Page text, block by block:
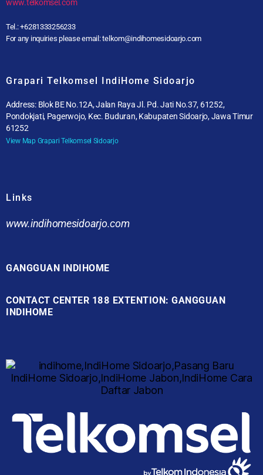
www.telkomsel.com
Tel.: +6281333256233
For any inquiries please email: telkom@indihomesidoarjo.com
Grapari Telkomsel IndiHome Sidoarjo
Address: Blok BE No.12A, Jalan Raya Jl. Pd. Jati No.37, 61252,
Pondokjati, Pagerwojo, Kec. Buduran, Kabupaten Sidoarjo, Jawa Timur
61252
View Map Grapari Telkomsel Sidoarjo
Links
www.indihomesidoarjo.com
GANGGUAN INDIHOME
CONTACT CENTER 188 EXTENTION: GANGGUAN
INDIHOME